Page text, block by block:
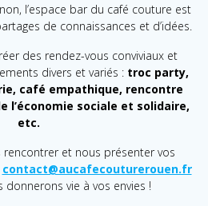
l’espace bar du café couture est
de connaissances et d’idées.
des rendez-vous conviviaux et
divers et variés : troc party,
café empathique, rencontre
l’économie sociale et solidaire,
etc.
rencontrer et nous présenter vos
contact@aucafecouturerouen.fr
donnerons vie à vos envies !